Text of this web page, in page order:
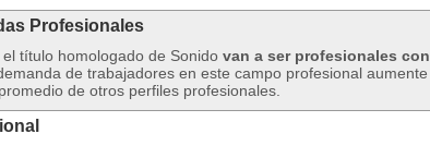
Profesionales
título homologado de Sonido van a ser profesionales con
de trabajadores en este campo profesional aumente
de otros perfiles profesionales.